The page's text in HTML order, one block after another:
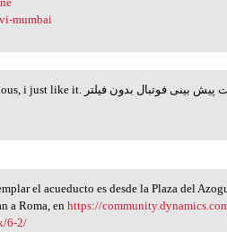
mumbai
el acueducto es desde la Plaza del
a Roma, enhttps://
6-2/